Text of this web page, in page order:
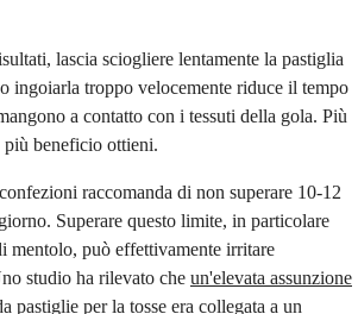
lascia sciogliere lentamente la pastiglia
ingoiarla troppo velocemente riduce il tempo
a contatto con i tessuti della gola. Più
più beneficio ottieni.
raccomanda di non superare 10-12
Superare questo limite, in particolare
mentolo, può effettivamente irritare
studio ha rilevato che un'elevata assunzione
pastiglie per la tosse era collegata a un